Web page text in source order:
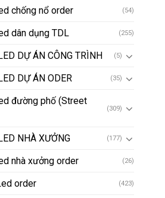
chống nổ order (54)
dân dụng TDL (255)
DỰ ÁN CÔNG TRÌNH (5)
DỰ ÁN ODER (35)
đường phố (Street
(309)
NHÀ XƯỞNG (177)
nhà xưởng order (26)
order (423)